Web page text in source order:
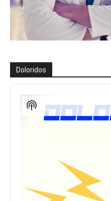
Doloridos
Reproductor
audioShow
Podcast